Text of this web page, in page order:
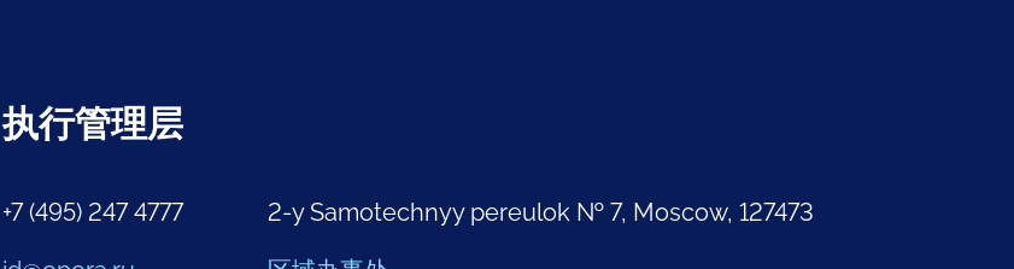
执行管理层
+7 (495) 247 4777
2-y Samotechnyy pereulok № 7, Moscow, 127473